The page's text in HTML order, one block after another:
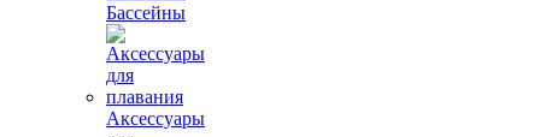
Бассейны
Аксессуары